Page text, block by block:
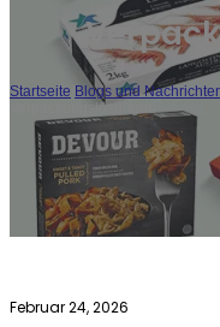
Startseite Blogs und
Verpackungslösungen
Februar 24, 2026